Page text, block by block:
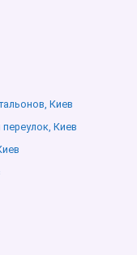
Киев
Киев